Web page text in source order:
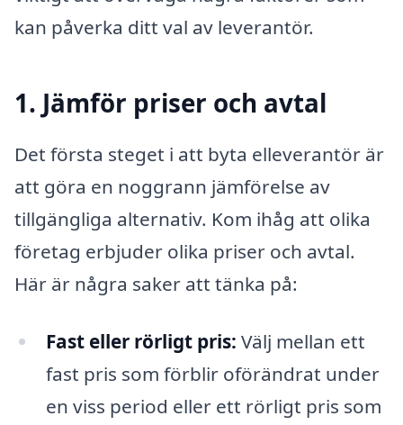
kan påverka ditt val av leverantör.
1. Jämför priser och avtal
Det första steget i att byta elleverantör är
att göra en noggrann jämförelse av
tillgängliga alternativ. Kom ihåg att olika
företag erbjuder olika priser och avtal.
Här är några saker att tänka på:
Fast eller rörligt pris: Välj mellan ett
fast pris som förblir oförändrat under
en viss period eller ett rörligt pris som